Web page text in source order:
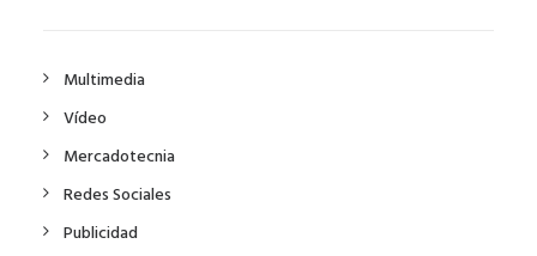
Multimedia
Vídeo
Mercadotecnia
Redes Sociales
Publicidad